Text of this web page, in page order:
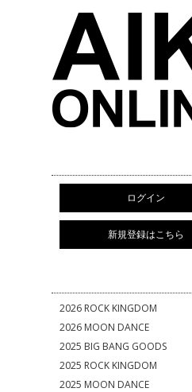
ログイン
新規登録はこちら
2026 ROCK KINGDOM
2026 MOON DANCE
2025 BIG BANG GOODS
2025 ROCK KINGDOM
2025 MOON DANCE